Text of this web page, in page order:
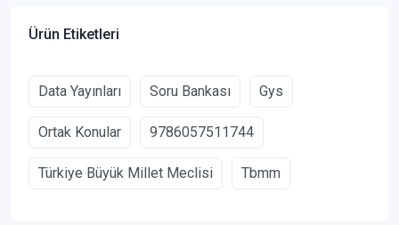
Ürün Etiketleri
Data Yayınları Soru Bankası Gys
Ortak Konular 9786057511744
Türkiye Büyük Millet Meclisi Tbmm